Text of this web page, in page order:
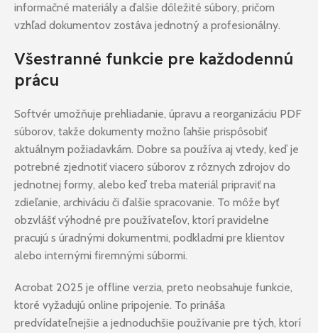
informačné materiály a ďalšie dôležité súbory, pričom
vzhľad dokumentov zostáva jednotný a profesionálny.
Všestranné funkcie pre každodennú
prácu
Softvér umožňuje prehliadanie, úpravu a reorganizáciu PDF
súborov, takže dokumenty možno ľahšie prispôsobiť
aktuálnym požiadavkám. Dobre sa používa aj vtedy, keď je
potrebné zjednotiť viacero súborov z rôznych zdrojov do
jednotnej formy, alebo keď treba materiál pripraviť na
zdieľanie, archiváciu či ďalšie spracovanie. To môže byť
obzvlášť výhodné pre používateľov, ktorí pravidelne
pracujú s úradnými dokumentmi, podkladmi pre klientov
alebo internými firemnými súbormi.
Acrobat 2025 je offline verzia, preto neobsahuje funkcie,
ktoré vyžadujú online pripojenie. To prináša
predvídateľnejšie a jednoduchšie používanie pre tých, ktorí